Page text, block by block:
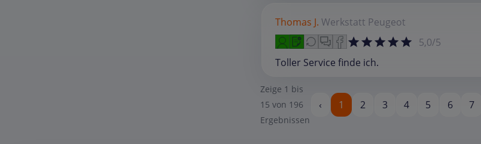
Thomas J. Werkstatt Peugeot
5,0/5
Toller Service finde ich.
Zeige 1 bis
15 von 196
Ergebnissen
‹ 1 2 3 4 5 6 7